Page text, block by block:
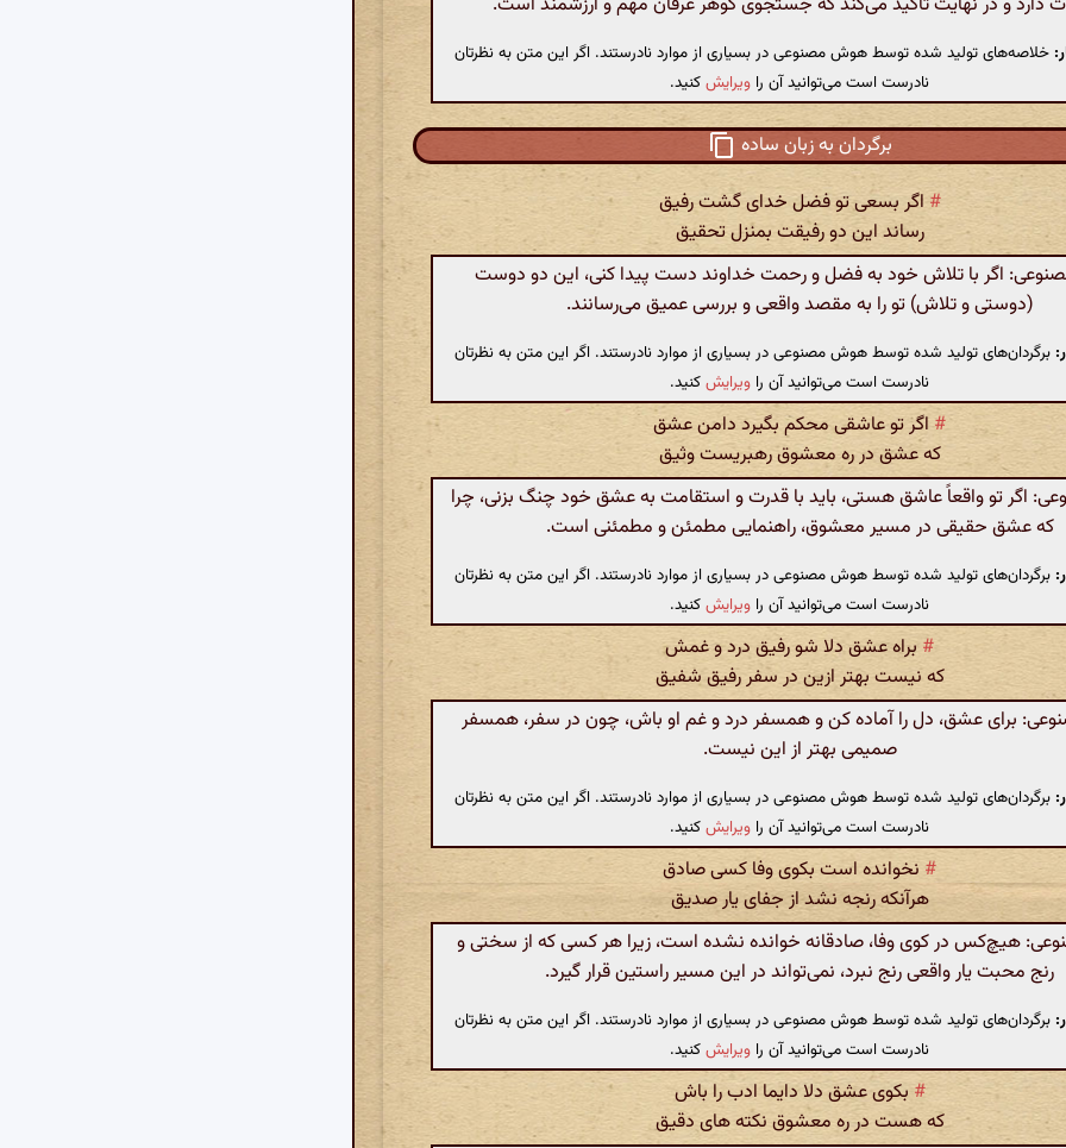
خلاصه‌های تولید شده توسط هوش مصنوعی در بسیاری از موارد نادرستند. اگر این متن به نظرتان
نادرست است می‌توانید آن را ویرایشکنید.
برگردان به زبان ساده
# اگر بسعی تو فضل خدای گشت رفیق
رساند این دو رفیقت بمنزل تحقیق
اگر با تلاش خود به فضل و رحمت خداوند دست پیدا کنی، این دو دوست
(دوستی و تلاش) تو را به مقصد واقعی و بررسی عمیق می‌رسانند.
برگردان‌های تولید شده توسط هوش مصنوعی در بسیاری از موارد نادرستند. اگر این متن به نظرتان
نادرست است می‌توانید آن را ویرایشکنید.
#اگر تو عاشقی محکم بگیرد دامن عشق
که عشق در ره معشوق رهبریست وثیق
اگر تو واقعاً عاشق هستی، باید با قدرت و استقامت به عشق خود چنگ بزنی، چرا
که عشق حقیقی در مسیر معشوق، راهنمایی مطمئن و مطمئنی است.
برگردان‌های تولید شده توسط هوش مصنوعی در بسیاری از موارد نادرستند. اگر این متن به نظرتان
نادرست است می‌توانید آن را ویرایشکنید.
# براه عشق دلا شو رفیق درد و غمش
که نیست بهتر ازین در سفر رفیق شفیق
برای عشق، دل را آماده کن و همسفر درد و غم او باش، چون در سفر، همسفر
صمیمی بهتر از این نیست.
برگردان‌های تولید شده توسط هوش مصنوعی در بسیاری از موارد نادرستند. اگر این متن به نظرتان
نادرست است می‌توانید آن را ویرایشکنید.
# نخوانده است بکوی وفا کسی صادق
هرآنکه رنجه نشد از جفای یار صدیق
هیچ‌کس در کوی وفا، صادقانه خوانده نشده است، زیرا هر کسی که از سختی و
رنج محبت یار واقعی رنج نبرد، نمی‌تواند در این مسیر راستین قرار گیرد.
برگردان‌های تولید شده توسط هوش مصنوعی در بسیاری از موارد نادرستند. اگر این متن به نظرتان
نادرست است می‌توانید آن را ویرایشکنید.
# بکوی عشق دلا دایما ادب را باش
که هست در ره معشوق نکته های دقیق